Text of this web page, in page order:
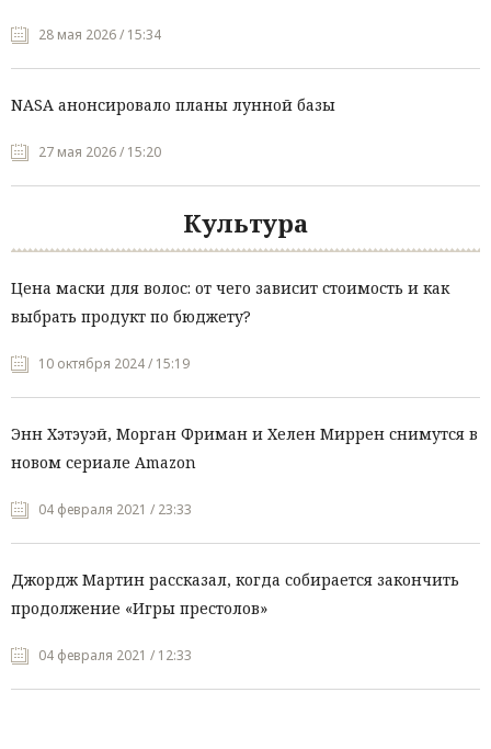
28 мая 2026 / 15:34
NASA анонсировало планы лунной базы
27 мая 2026 / 15:20
Культура
Цена маски для волос: от чего зависит стоимость и как
выбрать продукт по бюджету?
10 октября 2024 / 15:19
Энн Хэтэуэй, Морган Фриман и Хелен Миррен снимутся в
новом сериале Amazon
04 февраля 2021 / 23:33
Джордж Мартин рассказал, когда собирается закончить
продолжение «Игры престолов»
04 февраля 2021 / 12:33